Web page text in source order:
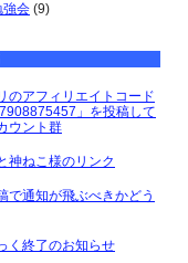
強会 (9)
のアフィリエイトコード
」を投稿して
ウント群
神ねこ様のリンク
で通知が飛ぶべきかどう
く終了のお知らせ